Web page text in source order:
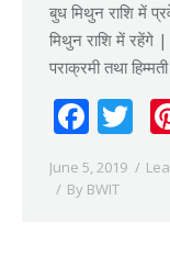
बुध मिथुन राशि में
मिथुन राशि में
पराक्रमी तथा
June 5, 2019
By BWIT